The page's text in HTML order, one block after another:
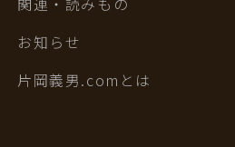
お知らせ
片岡義男.comとは